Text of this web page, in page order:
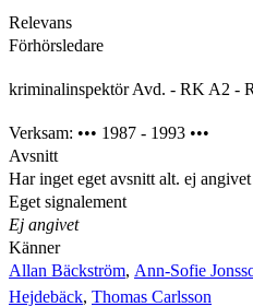
Relevans
Förhörsledare
kriminalinspektör Avd. - RK A2 -
Verksam: ••• 1987 - 1993 •••
Avsnitt
Har inget eget avsnitt alt. ej angivet
Eget signalement
Ej angivet
Känner
Allan Bäckström, Ann-Sofie
Hejdebäck, Thomas Carlsson